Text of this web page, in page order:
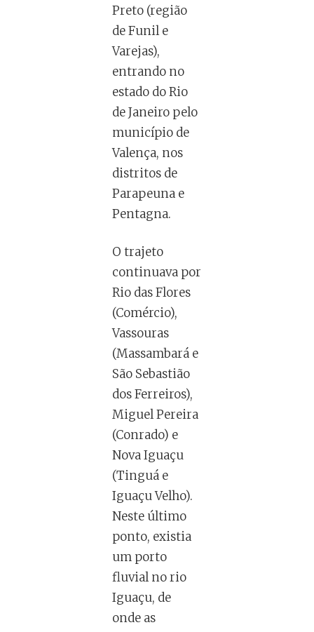
Preto (região
de Funil e
Varejas),
entrando no
estado do Rio
de Janeiro pelo
município de
Valença, nos
distritos de
Parapeuna e
Pentagna.
O trajeto
continuava por
Rio das Flores
(Comércio),
Vassouras
(Massambará e
São Sebastião
dos Ferreiros),
Miguel Pereira
(Conrado) e
Nova Iguaçu
(Tinguá e
Iguaçu Velho).
Neste último
ponto, existia
um porto
fluvial no rio
Iguaçu, de
onde as